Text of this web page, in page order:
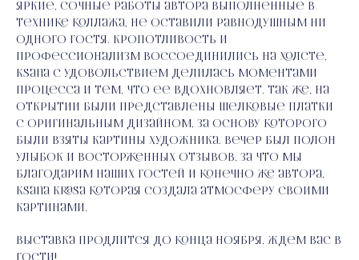
Яркие, сочные работы автора выполненные в
технике коллажа, не оставили равнодушным ни
одного гостя. Кропотливость и
профессионализм воссоединились на холсте,
Ksana с удовольствием делилась моментами
процесса и тем, что ее вдохновляет. Так же, на
открытии были представлены шелковые платки
с оригинальным дизайном, за основу которого
были взяты картины художника. Вечер был полон
улыбок и восторженных отзывов, за что мы
благодарим наших гостей и конечно же автора,
Ksana Krasa которая создала атмосферу своими
картинами.
Выставка продлится до конца ноября, ждем вас в